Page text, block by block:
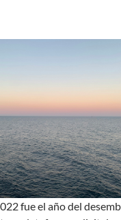
fue el año del